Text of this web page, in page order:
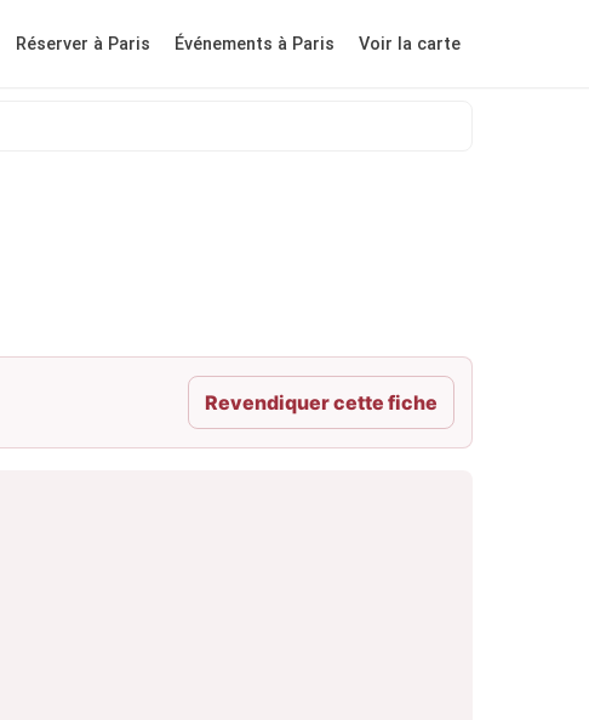
Réserver à Paris Événements à Paris Voir la carte
Revendiquer cette fiche